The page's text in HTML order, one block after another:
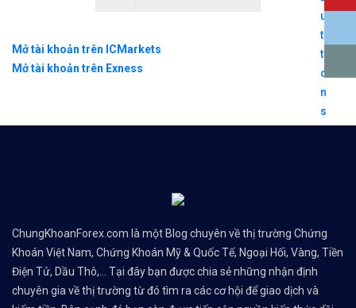
Mở tài khoản trên ICMarkets
Mở tài khoản trên Exness
ChungKhoanForex.com là một Blog chuyên về thị trường Chứng
Khoán Việt Nam, Chứng Khoán Mỹ & Quốc Tế, Ngoại Hối, Vàng, Tiền
Điện Tử, Dầu Thô,... Tại đây bạn được chia sẻ những nhận định
chuyên gia về thị trường từ đó tìm ra các cơ hội để giao dịch và